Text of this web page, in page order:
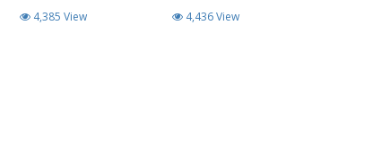
4,385 View 4,436 View